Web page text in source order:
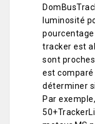
luminosité
pourcentage
tracker est
sont
est
déterminer
Par